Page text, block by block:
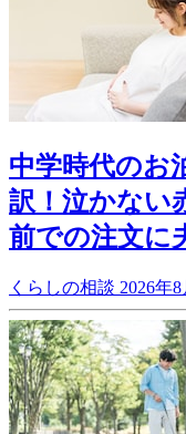
中学時代のお
訳！泣かない
前での注文に
くらしの相談 2026年8